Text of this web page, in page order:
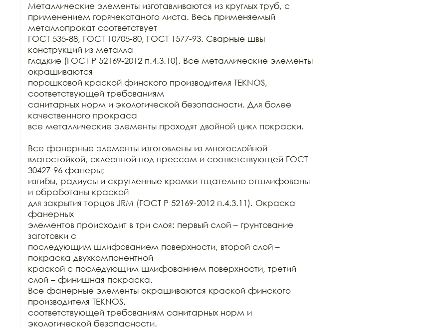
Металлические элементы изготавливаются из круглых труб, с
применением горячекатаного листа. Весь применяемый
металлопрокат соответствует
ГОСТ 535-88, ГОСТ 10705-80, ГОСТ 1577-93. Сварные швы
конструкций из металла
гладкие (ГОСТ Р 52169-2012 п.4.3.10). Все металлические элементы
окрашиваются
порошковой краской финского производителя TEKNOS,
соответствующей требованиям
санитарных норм и экологической безопасности. Для более
качественного прокраса
все металлические элементы проходят двойной цикл покраски.
Все фанерные элементы изготовлены из многослойной
влагостойкой, склеенной под прессом и соответствующей ГОСТ
30427-96 фанеры;
изгибы, радиусы и скругленные кромки тщательно отшлифованы
и обработаны краской
для закрытия торцов JRM (ГОСТ Р 52169-2012 п.4.3.11). Окраска
фанерных
элементов происходит в три слоя: первый слой – грунтование
заготовки с
последующим шлифованием поверхности, второй слой –
покраска двухкомпонентной
краской с последующим шлифованием поверхности, третий
слой – финишная покраска.
Все фанерные элементы окрашиваются краской финского
производителя TEKNOS,
соответствующей требованиям санитарных норм и
экологической безопасности.